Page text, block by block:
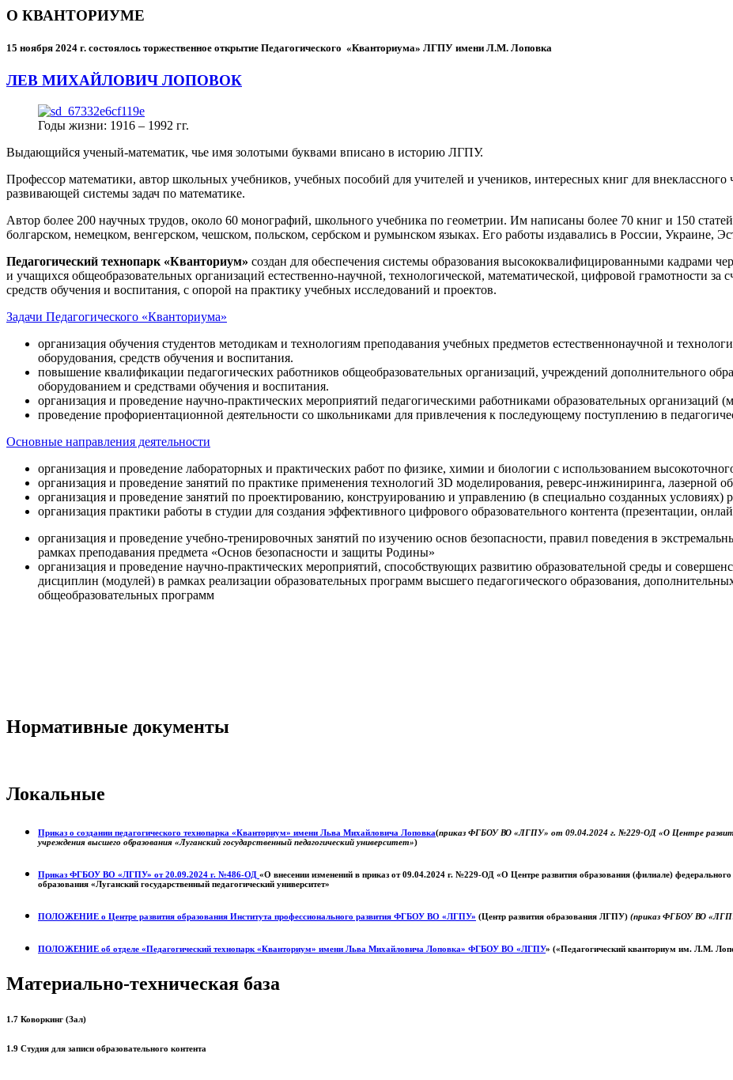
О КВАНТОРИУМЕ
15 ноября 2024 г. состоялось торжественное открытие Педагогического «Кванториума» ЛГПУ имени Л.М. Лоповка
ЛЕВ МИХАЙЛОВИЧ ЛОПОВОК
Годы жизни: 1916 – 1992 гг.
Выдающийся ученый-математик, чье имя золотыми буквами вписано в историю ЛГПУ.
Профессор математики, автор школьных учебников, учебных пособий для учителей и учеников, интересных книг для внеклассного
развивающей системы задач по математике.
Автор более 200 научных трудов, около 60 монографий, школьного учебника по геометрии. Им написаны более 70 книг и 150
болгарском, немецком, венгерском, чешском, польском, сербском и румынском языках. Его работы издавались в России, Украине,
Педагогический технопарк «Кванториум» создан для обеспечения системы образования высококвалифицированными кадрами
и учащихся общеобразовательных организаций естественно-научной, технологической, математической, цифровой грамотности за
средств обучения и воспитания, с опорой на практику учебных исследований и проектов.
Задачи Педагогического «Кванториума»
организация обучения студентов методикам и технологиям преподавания учебных предметов естественнонаучной и
оборудования, средств обучения и воспитания.
повышение квалификации педагогических работников общеобразовательных организаций, учреждений дополнительного
оборудованием и средствами обучения и воспитания.
организация и проведение научно-практических мероприятий педагогическими работниками образовательных организаций
проведение профориентационной деятельности со школьниками для привлечения к последующему поступлению в
Основные направления деятельности
организация и проведение лабораторных и практических работ по физике, химии и биологии с использованием
организация и проведение занятий по практике применения технологий 3D моделирования, реверс-инжиниринга, лазерной
организация и проведение занятий по проектированию, конструированию и управлению (в специально созданных
организация практики работы в студии для создания эффективного цифрового образовательного контента (презентации,
организация и проведение учебно-тренировочных занятий по изучению основ безопасности, правил поведения в
рамках преподавания предмета «Основ безопасности и защиты Родины»
организация и проведение научно-практических мероприятий, способствующих развитию образовательной среды и
дисциплин (модулей) в рамках реализации образовательных программ высшего педагогического образования,
общеобразовательных программ
Нормативные документы
Локальные
Приказ о создании педагогического технопарка «Кванториум» имени Льва Михайловича Лоповка(приказ ФГБОУ ВО «ЛГПУ» от 09.04.2024 г. №229-ОД «О Центре развития
учреждения высшего образования «Луганский государственный педагогический университет»)
Приказ ФГБОУ ВО «ЛГПУ» от 20.09.2024 г. №486-ОД «О внесении изменений в приказ от 09.04.2024 г. №229-ОД «О Центре развития образования (филиале) федерального
образования «Луганский государственный педагогический университет»
ПОЛОЖЕНИЕ о Центре развития образования Института профессионального развития ФГБОУ ВО «ЛГПУ» (Центр развития образования ЛГПУ) (приказ ФГБОУ ВО
ПОЛОЖЕНИЕ об отделе «Педагогический технопарк «Кванториум» имени Льва Михайловича Лоповка» ФГБОУ ВО «ЛГПУ» («Педагогический кванториум им. Л.М.
Материально-техническая база
1.7 Коворкинг (Зал)
1.9 Студия для записи образовательного контента